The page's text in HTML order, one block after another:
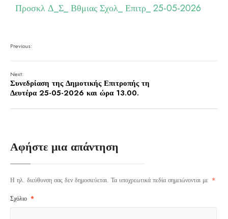
Προσκλ Δ_Σ_ Βθμιας Σχολ_ Επιτρ_ 25-05-2026
Previous:
Next:
Συνεδρίαση της Δημοτικής Επιτροπής τη
Δευτέρα 25-05-2026 και ώρα 13.00.
Αφήστε μια απάντηση
Η ηλ. διεύθυνση σας δεν δημοσιεύεται. Τα υποχρεωτικά πεδία σημειώνονται με *
Σχόλιο *